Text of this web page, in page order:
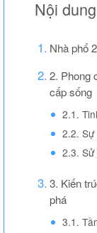
Thi công
Thi
Xin phép xây
Thiết kế
Thi
Thi
Nội
Nhà phố
2. Phong
cấp sống
2.1.
2.2.
2.3.
3. Kiến
phá
3.1.